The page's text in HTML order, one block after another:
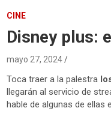
CINE
Disney plus:
mayo 27, 2024
Toca traer a la palestra
llegarán al servicio de
hable de algunas de ellas